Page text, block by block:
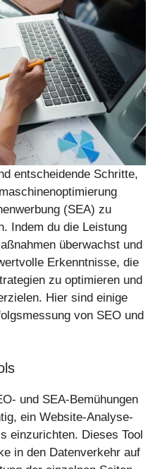
entscheidende Schritte,
(SEA) zu
Indem du die Leistung
überwachst und
Erkenntnisse, die
zu optimieren und
Hier sind einige
von SEO und
und SEA-Bemühungen
ein Website-Analyse-
einzurichten. Dieses Tool
in den Datenverkehr auf